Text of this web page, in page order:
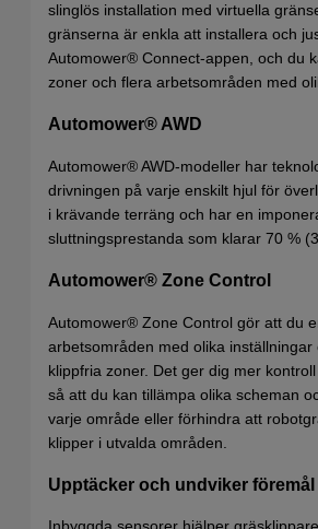
slinglös installation med virtuella
gränserna är enkla att installera och
Automower® Connect-appen, och du
zoner och flera arbetsområden med
Automower® AWD
Automower® AWD-modeller har
drivningen på varje enskilt hjul för
i krävande terräng och har en
sluttningsprestanda som klarar 70 %
Automower® Zone Control
Automower® Zone Control gör att du
arbetsområden med olika inställningar
klippfria zoner. Det ger dig mer
så att du kan tillämpa olika scheman
varje område eller förhindra att
klipper i utvalda områden.
Upptäcker och undviker föremål